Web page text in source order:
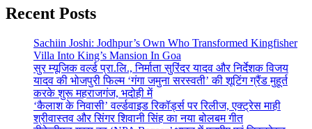
Recent Posts
Sachiin Joshi: Jodhpur’s Own Who Transformed Kingfisher
Villa Into King’s Mansion In Goa
सुर म्यूजिक वर्ल्ड प्रा.लि., निर्माता सुरिंदर यादव और निर्देशक विजय
यादव की भोजपुरी फिल्म ‘गंगा जमुना सरस्वती’ की शूटिंग ग्रैंड मुहूर्त
करके शुरू महराजगंज, भदोही में
‘कैलाश के निवासी’ वर्ल्डवाइड रिकॉर्ड्स पर रिलीज, एक्ट्रेस माही
श्रीवास्तव और सिंगर शिवानी सिंह का नया बोलबम गीत